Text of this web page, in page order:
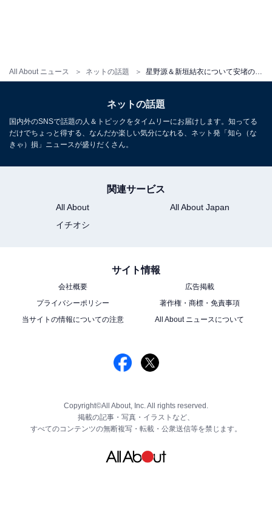
All About ニュース ネットの話題
ネットの話題
国内外のSNSで話題の人＆トピックをタイムリーにお届けします。知ってる
だけでちょっと得する、なんだか楽しい気分になれる、ネット発「知ら（な
きゃ）損」ニュースが盛りだくさん。
関連サービス
All About
All About Japan
イチオシ
サイト情報
会社概要
広告掲載
プライバシーポリシー
著作権・商標・免責事項
当サイトの情報についての注意
All About ニュースについて
Copyright©All About, Inc. All rights reserved.
掲載の記事・写真・イラストなど、
すべてのコンテンツの無断複写・転載・公衆送信等を禁じます。